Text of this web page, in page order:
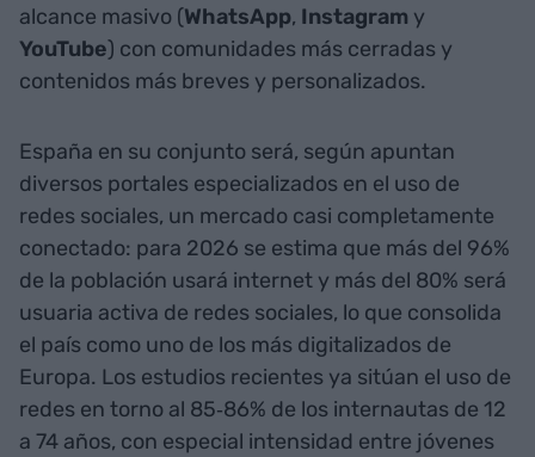
alcance masivo (WhatsApp, Instagram y
YouTube) con comunidades más cerradas y
contenidos más breves y personalizados.
España en su conjunto será, según apuntan
diversos portales especializados en el uso de
redes sociales, un mercado casi completamente
conectado: para 2026 se estima que más del 96%
de la población usará internet y más del 80% será
usuaria activa de redes sociales, lo que consolida
el país como uno de los más digitalizados de
Europa. Los estudios recientes ya sitúan el uso de
redes en torno al 85‑86% de los internautas de 12
a 74 años, con especial intensidad entre jóvenes